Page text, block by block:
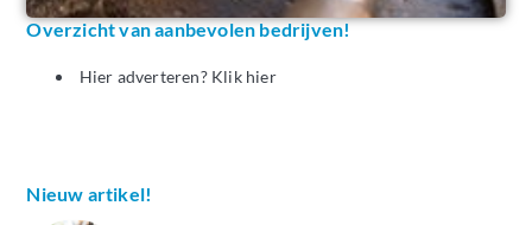
Overzicht van aanbevolen bedrijven!
Hier adverteren? Klik hier
Nieuw artikel!